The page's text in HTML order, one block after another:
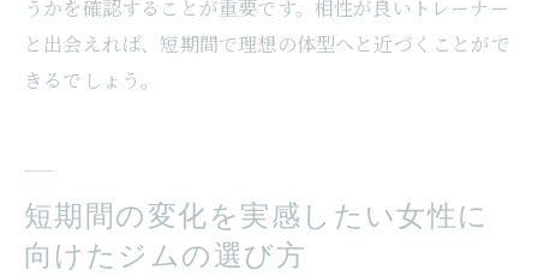
うかを確認することが重要です。相性が良いトレーナー
と出会えれば、短期間で理想の体型へと近づくことがで
きるでしょう。
短期間の変化を実感したい女性に
向けたジムの選び方